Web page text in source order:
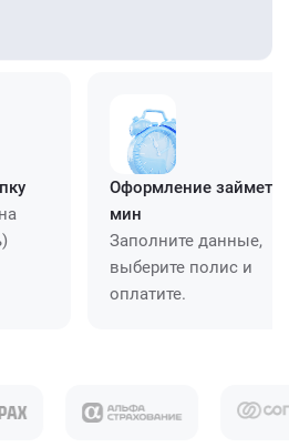
Оформление займет
мин
Заполните данные,
выберите полис и
оплатите.